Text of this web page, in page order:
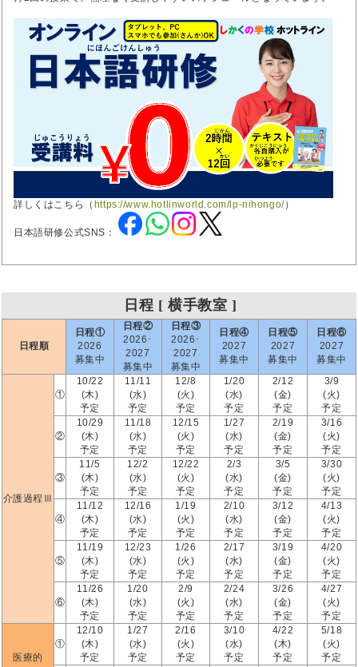
詳しくはこちら（ https://www.hotlinworld.com/lp-nihongo/）
日本語研修公式SNS：
日程 [ 横手教室 ]
日程順
日程①
2026
募集中
日程②
2026･
2027
募集中
日程③
2026･
2027
募集中
日程④
2027
募集中
日程⑤
2027
募集中
日程⑥
2027
募集中
介護過程Ⅲ
①
10/22
(木)
予定
11/11
(水)
予定
12/8
(火)
予定
1/20
(水)
予定
2/12
(金)
予定
3/9
(火)
予定
②
10/29
(木)
予定
11/18
(水)
予定
12/15
(火)
予定
1/27
(水)
予定
2/19
(金)
予定
3/16
(火)
予定
③
11/5
(木)
予定
12/2
(水)
予定
12/22
(火)
予定
2/3
(水)
予定
3/5
(金)
予定
3/30
(火)
予定
④
11/12
(木)
予定
12/16
(水)
予定
1/19
(火)
予定
2/10
(水)
予定
3/12
(金)
予定
4/13
(火)
予定
⑤
11/19
(木)
予定
12/23
(水)
予定
1/26
(火)
予定
2/17
(水)
予定
3/19
(金)
予定
4/20
(火)
予定
⑥
11/26
(木)
予定
1/20
(水)
予定
2/9
(火)
予定
2/24
(水)
予定
3/26
(金)
予定
4/27
(火)
予定
医療的
①
12/10
(木)
予定
1/27
(水)
予定
2/16
(火)
予定
3/10
(水)
予定
4/22
(木)
予定
5/18
(火)
予定